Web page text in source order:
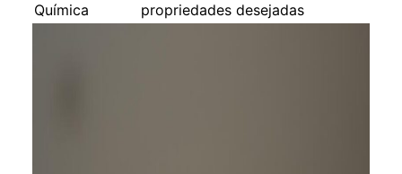
Química
propriedades desejadas